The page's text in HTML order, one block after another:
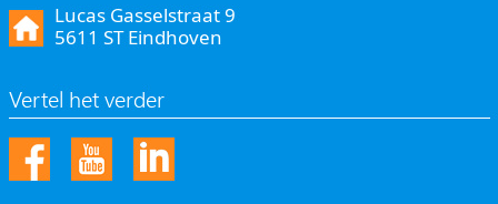
Lucas Gasselstraat 9
5611 ST Eindhoven
Vertel het verder